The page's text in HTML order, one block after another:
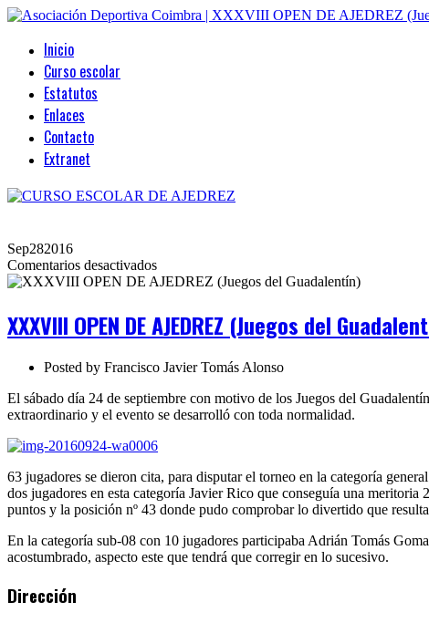
Inicio
Curso escolar
Estatutos
Enlaces
Contacto
Extranet
Sep282016
Comentarios desactivadosen
XXXVIII
AJEDREZ
del
XXXVIII OPEN DE AJEDREZ (Juegos del
Posted by Francisco Javier Tomás Alonso
El sábado día 24 de septiembre con motivo de los Juegos del
extraordinario y el evento se desarrolló con toda normalidad.
63 jugadores se dieron cita, para disputar el torneo en la categoría
dos jugadores en esta categoría Javier Rico que conseguía una
puntos y la posición nº 43 donde pudo comprobar lo divertido que
En la categoría sub-08 con 10 jugadores participaba Adrián Tomás
acostumbrado, aspecto este que tendrá que corregir en lo sucesivo.
Dirección